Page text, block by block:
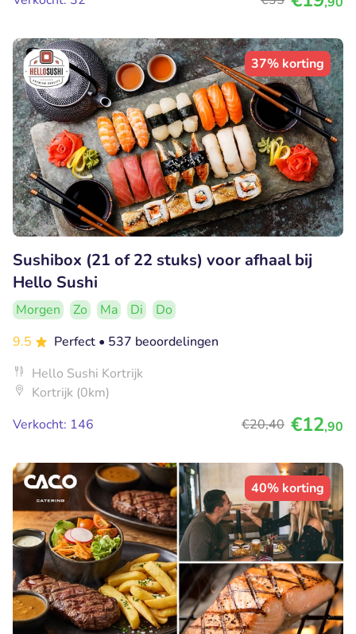
37% korting
Sushibox (21 of 22 stuks) voor afhaal bij
Hello Sushi
Morgen Zo Ma Di
Do
9.5
Perfect • 537 beoordelingen
Hello Sushi Kortrijk
Kortrijk (0km)
Verkocht: 146
€20,40 €12,90
40% korting